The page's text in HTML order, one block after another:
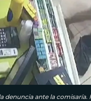
denuncia ante la